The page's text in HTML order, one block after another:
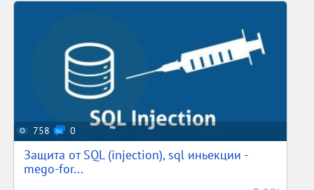
758 0
Защита от SQL (injection), sql иньекции -
mego-for...